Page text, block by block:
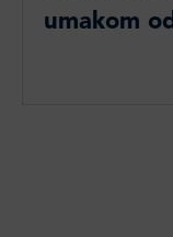
umakom